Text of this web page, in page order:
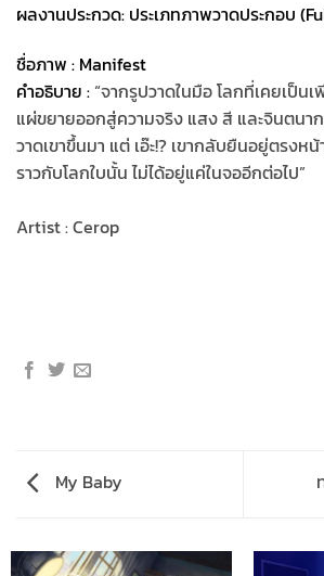
ผลงานประกวด: ประเภทภาพวาดประกอบ
ชื่อภาพ : Manifest
คำอธิบาย :“จากรูปวาดในมือ โลกที่เคยเป็
แผ่ขยายออกสู่ความจริง แสง สี และจินตนา
วาดเขาขึ้นมา แต่ เอ๊ะ!? เขากลับยืนอยู่ตรงห
ราวกับโลกใบนั้น ไม่ได้อยู่แค่ในจออีกต่อไป”
Artist : Cerop
My Baby